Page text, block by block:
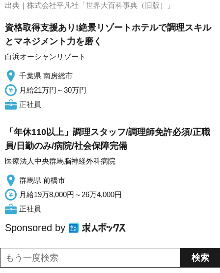
出典｜ 株式会社平凡社「世界大百科事典（旧版）」
資格取得支援あり!絶景リゾートホテルで調理スキル
とマネジメント力を磨く
白浜オーシャンリゾート
千葉県 南房総市
月給21万円～30万円
正社員
「年休110以上」調理スタッフ/調理師免許必須/正職
員/日勤のみ/病院/社会保障完備
医療法人中央群馬脳神経外科病院
群馬県 前橋市
月給19万8,000円～26万4,000円
正社員
Sponsored by